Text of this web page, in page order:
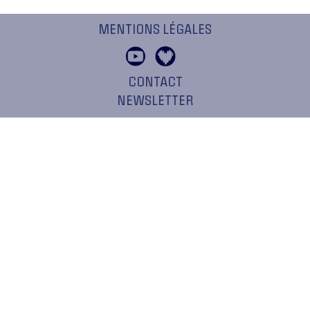
MENTIONS LÉGALES
CONTACT
NEWSLETTER